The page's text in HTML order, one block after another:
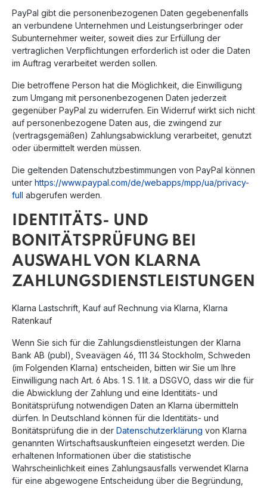
PayPal gibt die personenbezogenen Daten gegebenenfalls
an verbundene Unternehmen und Leistungserbringer oder
Subunternehmer weiter, soweit dies zur Erfüllung der
vertraglichen Verpflichtungen erforderlich ist oder die Daten
im Auftrag verarbeitet werden sollen.
Die betroffene Person hat die Möglichkeit, die Einwilligung
zum Umgang mit personenbezogenen Daten jederzeit
gegenüber PayPal zu widerrufen. Ein Widerruf wirkt sich nicht
auf personenbezogene Daten aus, die zwingend zur
(vertragsgemäßen) Zahlungsabwicklung verarbeitet, genutzt
oder übermittelt werden müssen.
Die geltenden Datenschutzbestimmungen von PayPal können
unter https://www.paypal.com/de/webapps/mpp/ua/privacy-
full abgerufen werden.
IDENTITÄTS- UND
BONITÄTSPRÜFUNG BEI
AUSWAHL VON KLARNA
ZAHLUNGSDIENSTLEISTUNGEN
Klarna Lastschrift, Kauf auf Rechnung via Klarna, Klarna
Ratenkauf
Wenn Sie sich für die Zahlungsdienstleistungen der Klarna
Bank AB (publ), Sveavägen 46, 111 34 Stockholm, Schweden
(im Folgenden Klarna) entscheiden, bitten wir Sie um Ihre
Einwilligung nach Art. 6 Abs. 1 S. 1 lit. a DSGVO, dass wir die für
die Abwicklung der Zahlung und eine Identitäts- und
Bonitätsprüfung notwendigen Daten an Klarna übermitteln
dürfen. In Deutschland können für die Identitäts- und
Bonitätsprüfung die in der Datenschutzerklärung von Klarna
genannten Wirtschaftsauskunfteien eingesetzt werden. Die
erhaltenen Informationen über die statistische
Wahrscheinlichkeit eines Zahlungsausfalls verwendet Klarna
für eine abgewogene Entscheidung über die Begründung,